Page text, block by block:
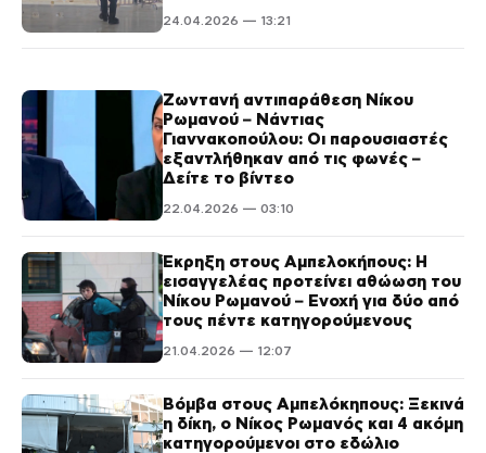
24.04.2026 — 13:21
Ζωντανή αντιπαράθεση Νίκου
Ρωμανού – Νάντιας
Γιαννακοπούλου: Οι παρουσιαστές
εξαντλήθηκαν από τις φωνές –
Δείτε το βίντεο
22.04.2026 — 03:10
Έκρηξη στους Αμπελοκήπους: Η
εισαγγελέας προτείνει αθώωση του
Νίκου Ρωμανού – Ενοχή για δύο από
τους πέντε κατηγορούμενους
21.04.2026 — 12:07
Βόμβα στους Αμπελόκηπους: Ξεκινά
η δίκη, ο Νίκος Ρωμανός και 4 ακόμη
κατηγορούμενοι στο εδώλιο